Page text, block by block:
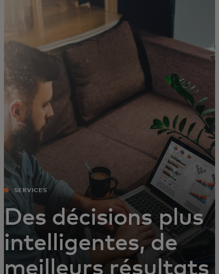
Pour les entreprises
Pour le monde
Pour les innovateurs
Actualités et tendances
SERVICES
Des décisions plus
intelligentes, de
meilleurs résultats